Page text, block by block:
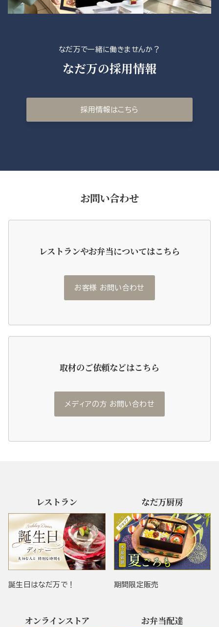
なだ万で一緒に働きませんか？
なだ万の採用情報
採用情報はこちら
お問い合わせ
レストランやお弁当についてはこちら
お客様 お問い合わせ
取材のご依頼などはこちら
メディアの方 お問い合わせ
レストラン
誕生日はなだ万で！
なだ万厨房
期間限定販売
オンラインストア お弁当配達